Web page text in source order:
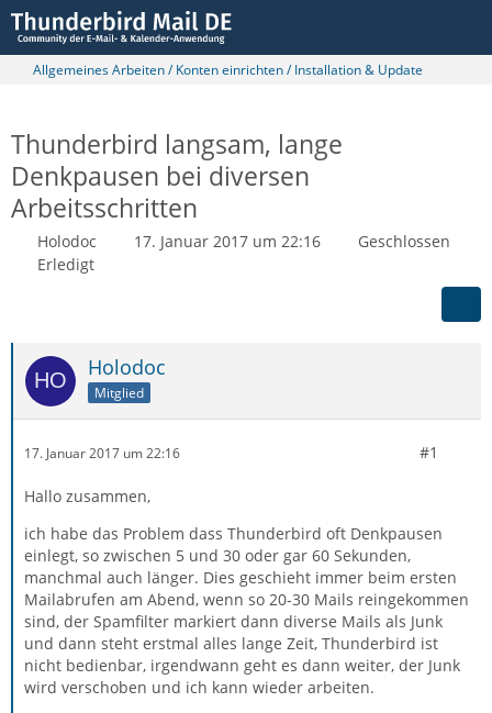
Allgemeines Arbeiten / Konten einrichten / Installation & Update
Thunderbird langsam, lange
Denkpausen bei diversen
Arbeitsschritten
Holodoc 17. Januar 2017 um 22:16
Geschlossen
Erledigt
Holodoc
Mitglied
17. Januar 2017 um 22:16 #1
Hallo zusammen,
ich habe das Problem dass Thunderbird oft Denkpausen
einlegt, so zwischen 5 und 30 oder gar 60 Sekunden,
manchmal auch länger. Dies geschieht immer beim ersten
Mailabrufen am Abend, wenn so 20-30 Mails reingekommen
sind, der Spamfilter markiert dann diverse Mails als Junk
und dann steht erstmal alles lange Zeit, Thunderbird ist
nicht bedienbar, irgendwann geht es dann weiter, der Junk
wird verschoben und ich kann wieder arbeiten.